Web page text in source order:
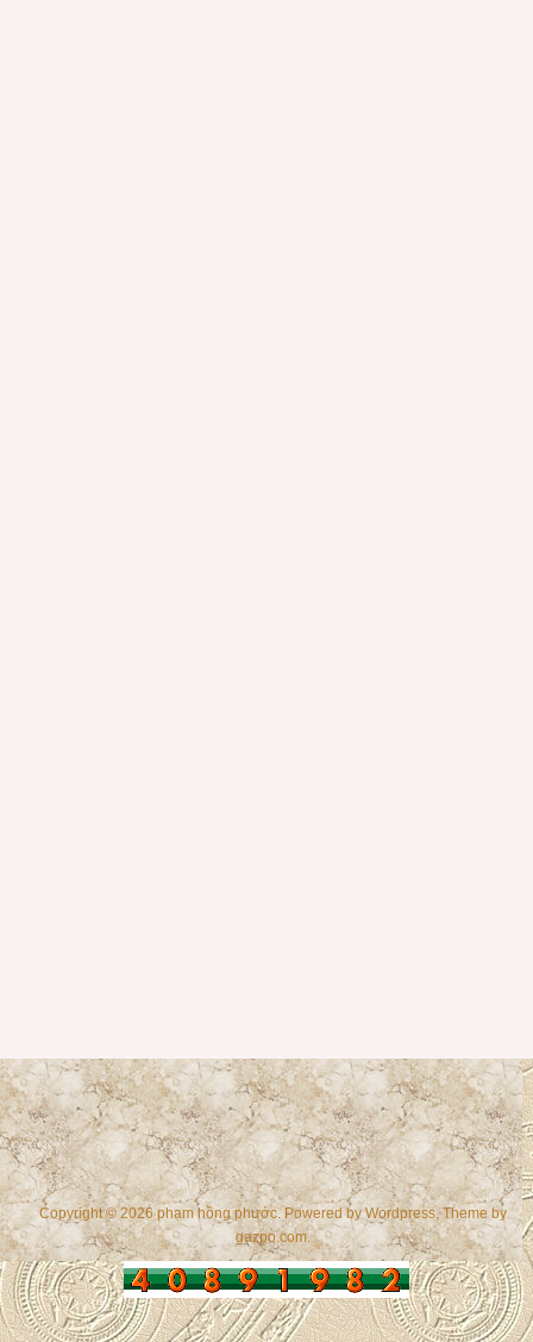
Copyright © 2026 phạm hồng phước. Powered byWordpress, Theme by
gazpo.com.